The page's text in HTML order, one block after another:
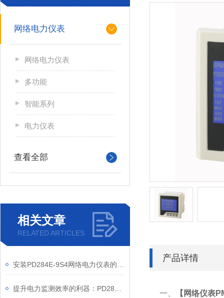
网络电力仪表
网络电力仪表
多功能
智能系列
电力仪表
查看全部
相关文章
RELATED ARTICLES
产品详情
一、 【 网络仪表